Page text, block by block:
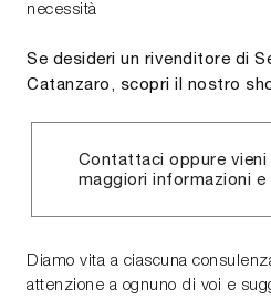
necessità
Se desideri un rivenditore di
Catanzaro, scopri il nostro
Contattaci oppure vieni
maggiori informazioni e
Diamo vita a ciascuna
attenzione a ognuno di voi e